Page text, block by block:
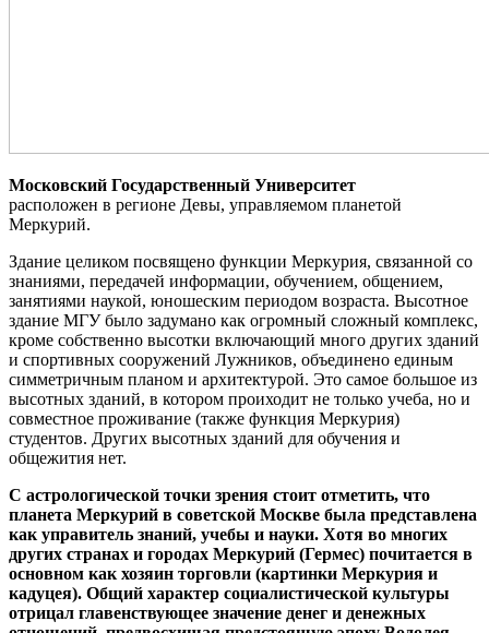
Московский Государственный Университет
расположен в регионе Девы, управляемом планетой
Меркурий.
Здание целиком посвящено функции Меркурия, связанной со
знаниями, передачей информации, обучением, общением,
занятиями наукой, юношеским периодом возраста. Высотное
здание МГУ было задумано как огромный сложный комплекс,
кроме собственно высотки включающий много других зданий
и спортивных сооружений Лужников, объединено единым
симметричным планом и архитектурой. Это самое большое из
высотных зданий, в котором проиходит не только учеба, но и
совместное проживание (также функция Меркурия)
студентов. Других высотных зданий для обучения и
общежития нет.
С астрологической точки зрения стоит отметить, что
планета Меркурий в советской Москве была представлена
как управитель знаний, учебы и науки. Хотя во многих
других странах и городах Меркурий (Гермес) почитается в
основном как хозяин торговли (картинки Меркурия и
кадуцея). Общий характер социалистической культуры
отрицал главенствующее значение денег и денежных